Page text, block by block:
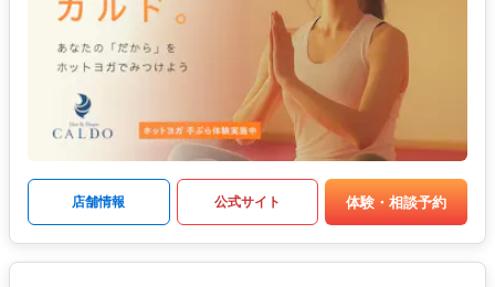
店舗情報 公式サイト 体験・相談予約